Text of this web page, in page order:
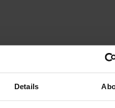
Details
PRODUCTS